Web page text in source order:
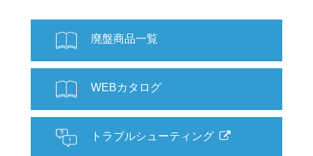
廃盤商品一覧
WEBカタログ
トラブルシューティング